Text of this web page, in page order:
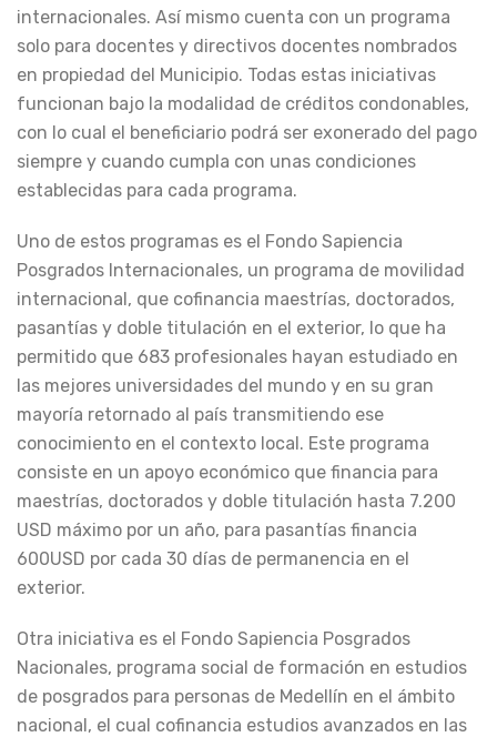
internacionales. Así mismo cuenta con un programa
solo para docentes y directivos docentes nombrados
en propiedad del Municipio. Todas estas iniciativas
funcionan bajo la modalidad de créditos condonables,
con lo cual el beneficiario podrá ser exonerado del pago
siempre y cuando cumpla con unas condiciones
establecidas para cada programa.
Uno de estos programas es el Fondo Sapiencia
Posgrados Internacionales, un programa de movilidad
internacional, que cofinancia maestrías, doctorados,
pasantías y doble titulación en el exterior, lo que ha
permitido que 683 profesionales hayan estudiado en
las mejores universidades del mundo y en su gran
mayoría retornado al país transmitiendo ese
conocimiento en el contexto local. Este programa
consiste en un apoyo económico que financia para
maestrías, doctorados y doble titulación hasta 7.200
USD máximo por un año, para pasantías financia
600USD por cada 30 días de permanencia en el
exterior.
Otra iniciativa es el Fondo Sapiencia Posgrados
Nacionales, programa social de formación en estudios
de posgrados para personas de Medellín en el ámbito
nacional, el cual cofinancia estudios avanzados en las